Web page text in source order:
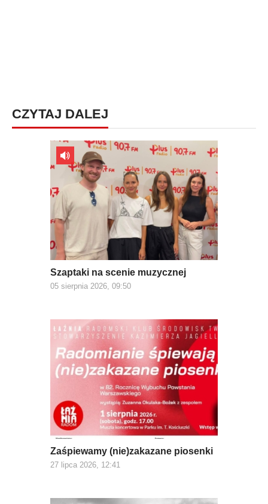
CZYTAJ DALEJ
Szaptaki na scenie muzycznej
05 sierpnia 2026, 09:50
Zaśpiewamy (nie)zakazane piosenki
27 lipca 2026, 12:41